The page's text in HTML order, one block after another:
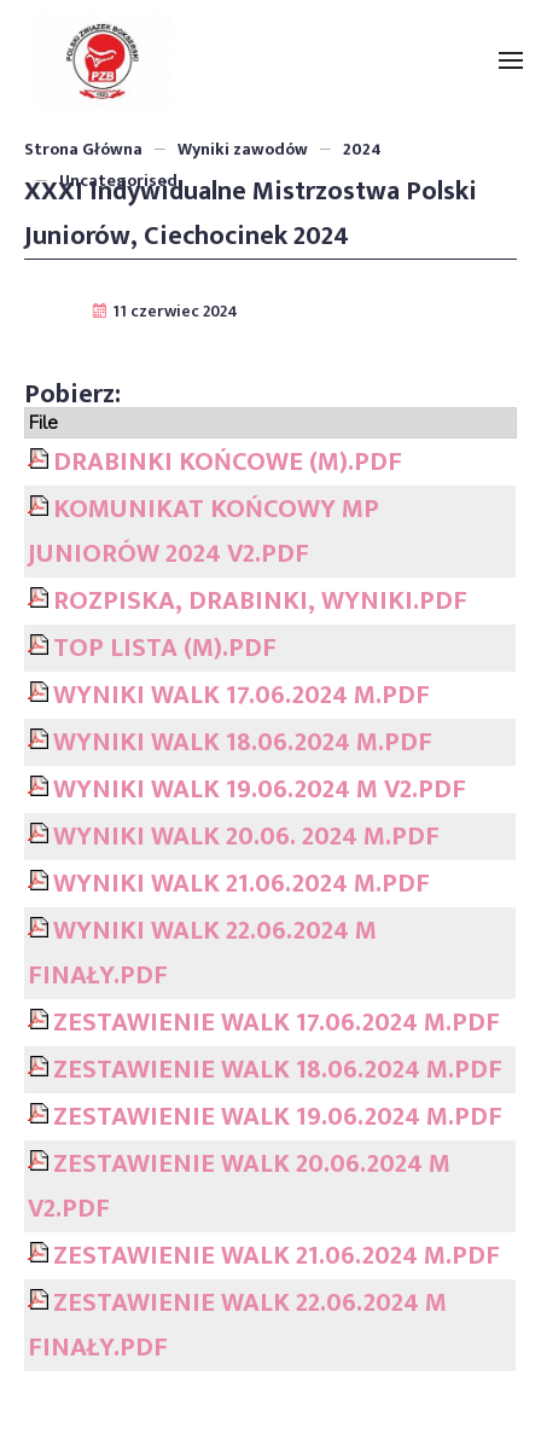
Strona Główna Wyniki zawodów
2024
Uncategorised
XXXI Indywidualne Mistrzostwa Polski
Juniorów, Ciechocinek 2024
File
DRABINKI KOŃCOWE (M).PDF
KOMUNIKAT KOŃCOWY MP
JUNIORÓW 2024 V2.PDF
ROZPISKA, DRABINKI, WYNIKI.PDF
TOP LISTA (M).PDF
WYNIKI WALK 17.06.2024 M.PDF
WYNIKI WALK 18.06.2024 M.PDF
WYNIKI WALK 19.06.2024 M V2.PDF
WYNIKI WALK 20.06. 2024 M.PDF
WYNIKI WALK 21.06.2024 M.PDF
WYNIKI WALK 22.06.2024 M
FINAŁY.PDF
ZESTAWIENIE WALK 17.06.2024 M.PDF
ZESTAWIENIE WALK 18.06.2024 M.PDF
ZESTAWIENIE WALK 19.06.2024 M.PDF
ZESTAWIENIE WALK 20.06.2024 M
V2.PDF
ZESTAWIENIE WALK 21.06.2024 M.PDF
ZESTAWIENIE WALK 22.06.2024 M
FINAŁY.PDF